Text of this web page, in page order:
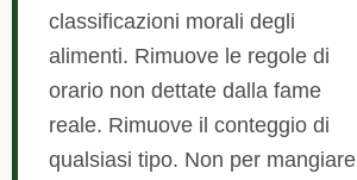
classificazioni morali degli
alimenti. Rimuove le regole di
orario non dettate dalla fame
reale. Rimuove il conteggio di
qualsiasi tipo. Non per mangiare